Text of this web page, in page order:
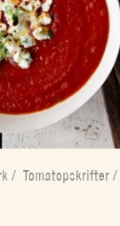
/ Tomatopskrifter /